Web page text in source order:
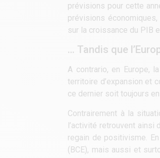
prévisions pour cette
prévisions
sur la croissance du PIB
… Tandis que
A contrario, en Europe,
territoire d’expansion et
ce dernier soit toujours
Contrairement à la
l’activité retrouvent ainsi
regain de positivisme.
(BCE), mais aussi et